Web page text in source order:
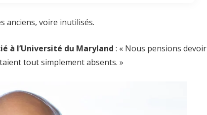
anciens, voire inutilisés.
à l’Université du Maryland : « Nous pensions devoir
tout simplement absents. »